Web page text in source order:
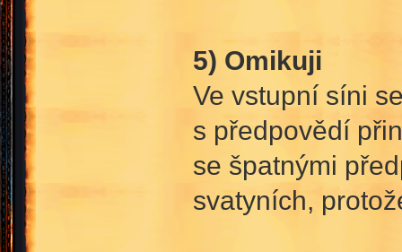
5) Omikuji
Ve vstupní síni
s předpovědí
se špatnými
svatyních,